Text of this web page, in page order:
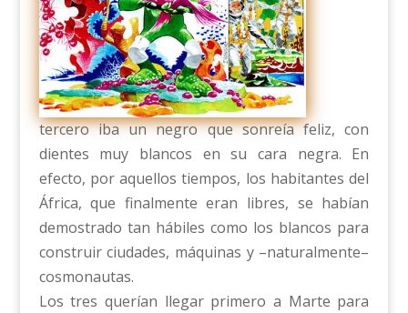
tercero iba un negro que sonreía feliz, con
dientes muy blancos en su cara negra. En
efecto, por aquellos tiempos, los habitantes del
África, que finalmente eran libres, se habían
demostrado tan hábiles como los blancos para
construir ciudades, máquinas y –naturalmente–
cosmonautas.
Los tres querían llegar primero a Marte para